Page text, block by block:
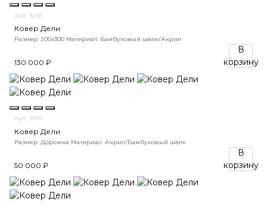
Арт. 3018
Ковер Дели
Размер: 200х300 Материал: Бамбуковый шёлк/Акрил
130 000 ₽
В
корзину
Арт. 2676
Ковер Дели
Размер: Дорожка Материал: Акрил/Бамбуковый шёлк
50 000 ₽
В
корзину